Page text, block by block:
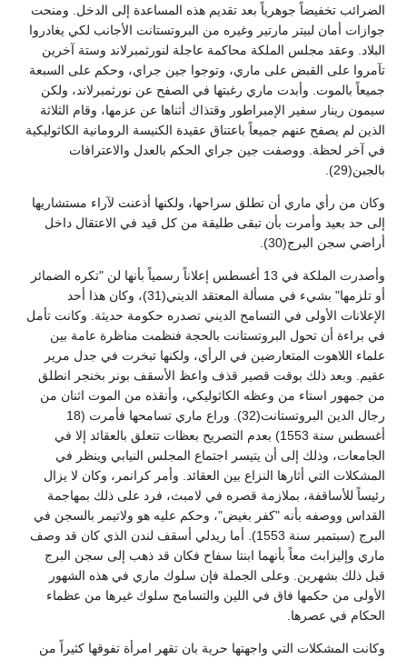
الضرائب تخفيضاً جوهرياً بعد تقديم هذه المساعدة إلى الدخل. ومنحت
جوازات أمان لبيتر مارتير وغيره من البروتستانت الأجانب لكي يغادروا
البلاد. وعقد مجلس الملكة محاكمة عاجلة لنورثمبرلاند وستة آخرين
تآمروا على القبض على ماري، وتوجوا جين جراي، وحكم على السبعة
جميعاً بالموت. وأبدت ماري رغبتها في الصفح عن نورثمبرلاند، ولكن
سيمون رينار سفير الإمبراطور وقتذاك أثناها عن عزمها، وقام الثلاثة
الذين لم يصفح عنهم جميعاً باعتناق عقيدة الكنيسة الرومانية الكاثوليكية
في آخر لحظة. ووصفت جين جراي الحكم بالعدل والاعترافات
بالجبن(29).
وكان من رأي ماري أن تطلق سراحها، ولكنها أذعنت لآراء مستشاريها
إلى حد بعيد وأمرت بأن تبقى طليقة من كل قيد في الاعتقال داخل
أراضي سجن البرج(30).
وأصدرت الملكة في 13 أغسطس إعلاناً رسمياً بأنها لن "تكره الضمائر
أو تلزمها" بشيء في مسألة المعتقد الديني(31)، وكان هذا أحد
الإعلانات الأولى في التسامح الديني تصدره حكومة حديثة. وكانت تأمل
في براءة أن تحول البروتستانت بالحجة فنظمت مناظرة عامة بين
علماء اللاهوت المتعارضين في الرأي، ولكنها تبخرت في جدل مرير
عقيم. وبعد ذلك بوقت قصير قذف واعظ الأسقف بونر بخنجر انطلق
من جمهور استاء من وعظه الكاثوليكي، وأنقذه من الموت اثنان من
رجال الدين البروتستانت(32). وراع ماري تسامحها فأمرت (18
أغسطس سنة 1553) بعدم التصريح بعظات تتعلق بالعقائد إلا في
الجامعات، وذلك إلى أن يتيسر اجتماع المجلس النيابي وينظر في
المشكلات التي أثارها النزاع بين العقائد. وأمر كرانمر، وكان لا يزال
رئيساً للأساقفة، بملازمة قصره في لامبث، فرد على ذلك بمهاجمة
القداس ووصفه بأنه "كفر بغيض"، وحكم عليه هو ولاتيمر بالسجن في
البرج (سبتمبر سنة 1553). أما ريدلي أسقف لندن الذي كان قد وصف
ماري وإليزابث معاً بأنهما ابنتا سفاح فكان قد ذهب إلى سجن البرج
قبل ذلك بشهرين. وعلى الجملة فإن سلوك ماري في هذه الشهور
الأولى من حكمها فاق في اللين والتسامح سلوك غيرها من عظماء
الحكام في عصرها.
وكانت المشكلات التي واجهتها حرية بان تقهر امرأة تفوقها كثيراً من